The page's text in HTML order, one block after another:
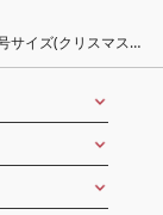
サイズ(クリスマスピ
料_Dw035